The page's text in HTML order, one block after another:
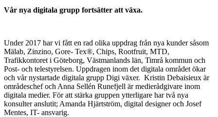
Vår nya digitala grupp fortsätter att växa.
Under 2017 har vi fått en rad olika uppdrag från nya kunder såsom
Mälab, Zinzino, Gore- Tex®, Chips, Rootfruit, MTD,
Trafikkontoret i Göteborg, Västmanlands län, Timrå kommun och
Post- och telestyrelsen. Uppdragen inom det digitala området ökar
och vår nystartade digitala grupp Digi växer. Kristin Debaisieux är
områdeschef och Anna Sellén Runefjell är medierådgivare inom
digitala medier. För att stärka gruppen ytterligare har två nya
konsulter anslutit; Amanda Hjärtström, digital designer och Josef
Mentes, IT- ansvarig.